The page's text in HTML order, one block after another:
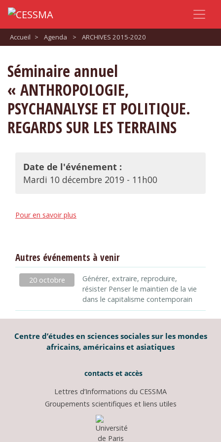
Accueil > Agenda > ARCHIVES 2015-2020
Séminaire annuel
« ANTHROPOLOGIE,
PSYCHANALYSE ET POLITIQUE.
REGARDS SUR LES TERRAINS
Date de l'événement :
Mardi 10 décembre 2019 - 11h00
Pour en savoir plus
Autres événements à venir
20 octobre
Générer, extraire, reproduire,
résister Penser le maintien de la vie
dans le capitalisme contemporain
Centre d’études en sciences sociales sur les mondes
africains, américains et asiatiques
contacts et accès
Lettres d’Informations du CESSMA
Groupements scientifiques et liens utiles